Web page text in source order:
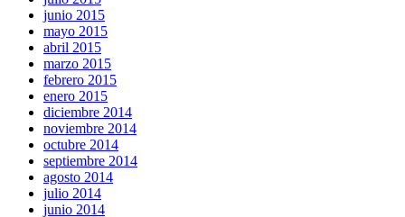
junio 2015
mayo 2015
abril 2015
marzo 2015
febrero 2015
enero 2015
diciembre 2014
noviembre 2014
octubre 2014
septiembre 2014
agosto 2014
julio 2014
junio 2014